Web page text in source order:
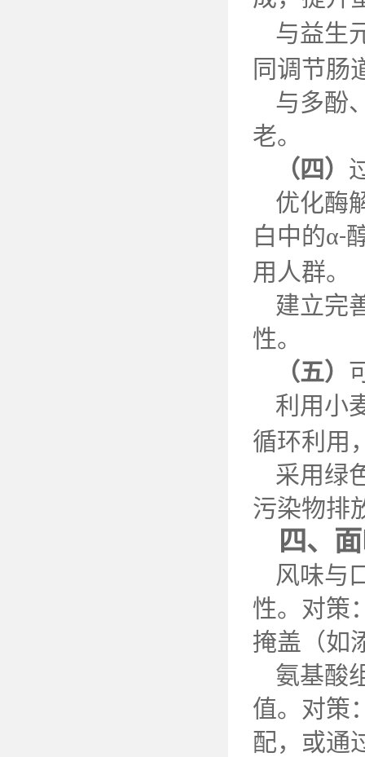
与益生
同调节肠
与多酚
老。
（四）
优化酶
白中的α-
用人群。
建立完
性。
（五）
利用小
循环利用
采用绿
污染物排
四、
风味与
性。对策
掩盖（如
氨基酸
值。对策
配，或通